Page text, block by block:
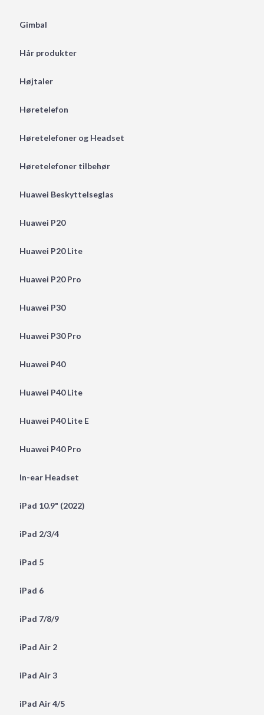
Gimbal
Hår produkter
Højtaler
Høretelefon
Høretelefoner og Headset
Høretelefoner tilbehør
Huawei Beskyttelseglas
Huawei P20
Huawei P20 Lite
Huawei P20 Pro
Huawei P30
Huawei P30 Pro
Huawei P40
Huawei P40 Lite
Huawei P40 Lite E
Huawei P40 Pro
In-ear Headset
iPad 10.9" (2022)
iPad 2/3/4
iPad 5
iPad 6
iPad 7/8/9
iPad Air 2
iPad Air 3
iPad Air 4/5